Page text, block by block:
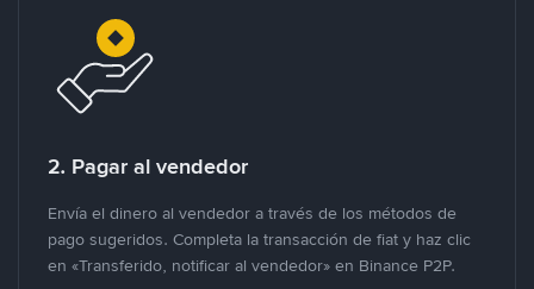
2. Pagar al vendedor
Envía el dinero al vendedor a través de los métodos de
pago sugeridos. Completa la transacción de fiat y haz clic
en «Transferido, notificar al vendedor» en Binance P2P.